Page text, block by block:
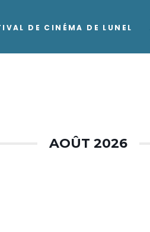
DE CINÉMA DE LUNEL
AOÛT 2026